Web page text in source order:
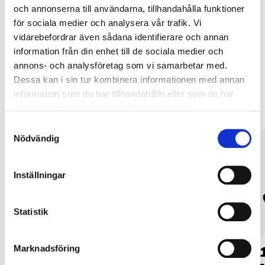
och annonserna till användarna, tillhandahålla funktioner
för sociala medier och analysera vår trafik. Vi
vidarebefordrar även sådana identifierare och annan
information från din enhet till de sociala medier och
annons- och analysföretag som vi samarbetar med.
Dessa kan i sin tur kombinera informationen med annan
information som du har tillhandahållit eller som de har
Nödvändig
Inställningar
Statistik
Marknadsföring
Köp & Hämta i ditt varuhus inom 2 timmar! För mer information om
tjänsten och våra villkor.
Andra kunder köpte också
3490